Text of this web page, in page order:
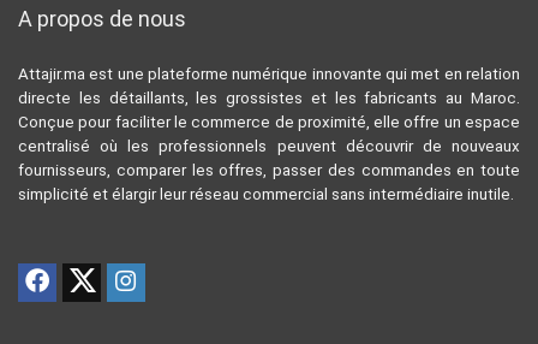
A propos de nous
Attajir.ma est une plateforme numérique innovante qui met en relation
directe les détaillants, les grossistes et les fabricants au Maroc.
Conçue pour faciliter le commerce de proximité, elle offre un espace
centralisé où les professionnels peuvent découvrir de nouveaux
fournisseurs, comparer les offres, passer des commandes en toute
simplicité et élargir leur réseau commercial sans intermédiaire inutile.